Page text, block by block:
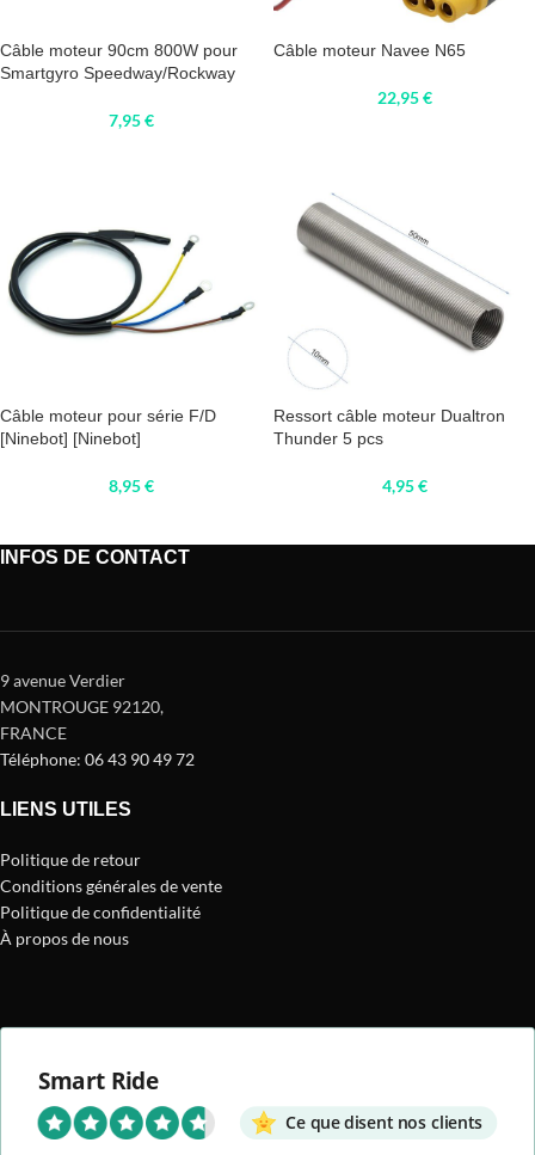
Câble moteur 90cm 800W pour
Smartgyro Speedway/Rockway
7,95€
Câble moteur Navee N65
22,95€
Câble moteur pour série F/D
[Ninebot] [Ninebot]
8,95€
Ressort câble moteur Dualtron
Thunder 5 pcs
4,95€
INFOS DE CONTACT
9 avenue Verdier
MONTROUGE 92120,
FRANCE
Téléphone: 06 43 90 49 72
LIENS UTILES
Politique de retour
Conditions générales de vente
Politique de confidentialité
À propos de nous
Smart Ride
Ce que disent nos clients